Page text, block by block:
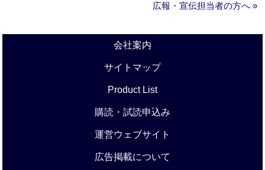
広報・宣伝担当者の方へ »
会社案内
サイトマップ
Product List
購読・試読申込み
運営ウェブサイト
広告掲載について